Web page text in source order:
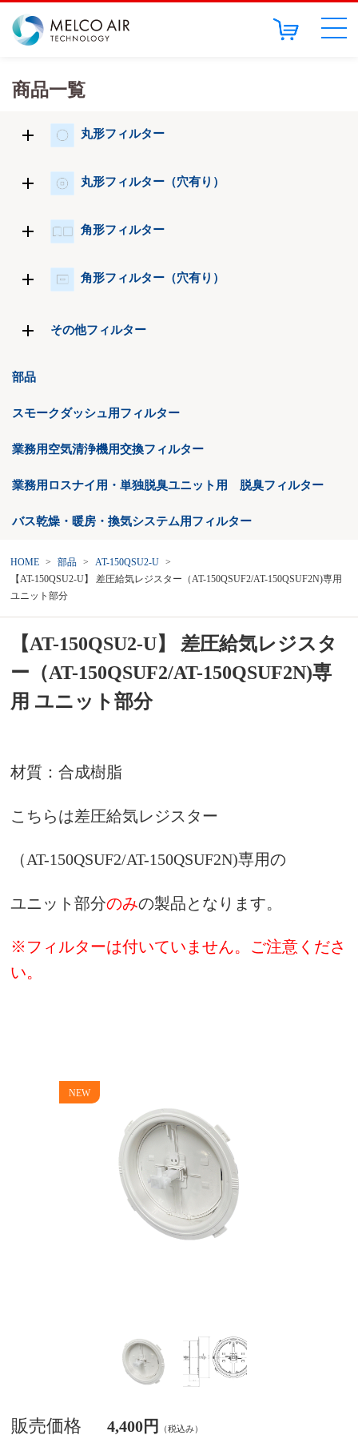
商品一覧
丸形フィルター
丸形フィルター（穴有り）
角形フィルター
角形フィルター（穴有り）
その他フィルター
部品
スモークダッシュ用フィルター
業務用空気清浄機用交換フィルター
業務用ロスナイ用・単独脱臭ユニット用 脱臭フィルター
バス乾燥・暖房・換気システム用フィルター
HOME 部品
AT-150QSU2-U
【AT-150QSU2-U】 差圧給気レジスター（AT-150QSUF2/AT-150QSUF2N)専用
ユニット部分
【AT-150QSU2-U】 差圧給気レジスタ
ー（AT-150QSUF2/AT-150QSUF2N)専
用 ユニット部分
材質：合成樹脂
こちらは差圧給気レジスター
（AT-150QSUF2/AT-150QSUF2N)専用の
ユニット部分のみの製品となります。
※フィルターは付いていません。ご注意くださ
い。
販売価格 4,400円 （税込み）